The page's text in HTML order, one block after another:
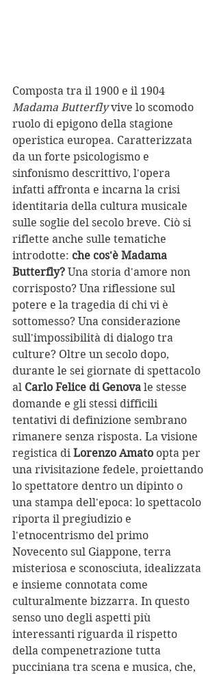
Composta tra il 1900 e il 1904
Madama Butterfly vive lo scomodo
ruolo di epigono della stagione
operistica europea. Caratterizzata
da un forte psicologismo e
sinfonismo descrittivo, l'opera
infatti affronta e incarna la crisi
identitaria della cultura musicale
sulle soglie del secolo breve. Ciò si
riflette anche sulle tematiche
introdotte: che cos'è Madama
Butterfly? Una storia d'amore non
corrisposto? Una riflessione sul
potere e la tragedia di chi vi è
sottomesso? Una considerazione
sull'impossibilità di dialogo tra
culture? Oltre un secolo dopo,
durante le sei giornate di spettacolo
al Carlo Felice di Genova le stesse
domande e gli stessi difficili
tentativi di definizione sembrano
rimanere senza risposta. La visione
registica di Lorenzo Amato opta per
una rivisitazione fedele, proiettando
lo spettatore dentro un dipinto o
una stampa dell'epoca: lo spettacolo
riporta il pregiudizio e
l'etnocentrismo del primo
Novecento sul Giappone, terra
misteriosa e sconosciuta, idealizzata
e insieme connotata come
culturalmente bizzarra. In questo
senso uno degli aspetti più
interessanti riguarda il rispetto
della compenetrazione tutta
pucciniana tra scena e musica, che,